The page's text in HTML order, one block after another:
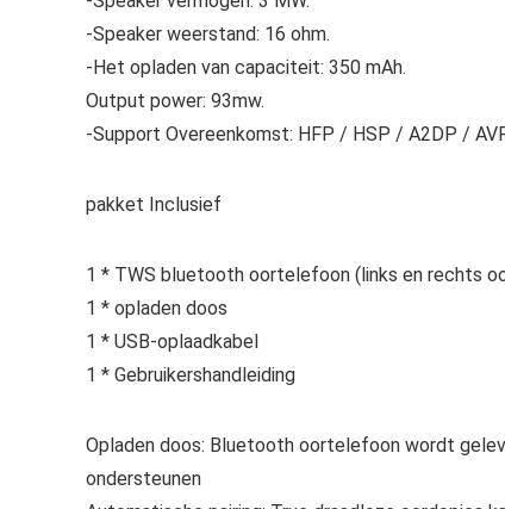
-Speaker weerstand: 16 ohm.
-Het opladen van capaciteit: 350 mAh.
Output power: 93mw.
-Support Overeenkomst: HFP / HSP / A2DP /
pakket Inclusief
1 * TWS bluetooth oortelefoon (links en rechts
1 * opladen doos
1 * USB-oplaadkabel
1 * Gebruikershandleiding
Opladen doos: Bluetooth oortelefoon wordt
ondersteunen